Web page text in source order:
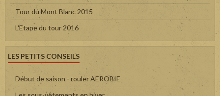
Tour du Mont Blanc 2015
L'Etape du tour 2016
LES PETITS CONSEILS
Début de saison - rouler AEROBIE